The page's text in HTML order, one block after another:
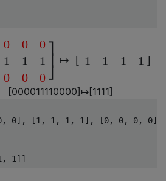
0
1
0
0
1
0
0
1
0
↦ [ 1 1 1 1 ]
[000011110000] ↦[1111]
0], [1, 1, 1, 1], [0, 0, 0, 0]]